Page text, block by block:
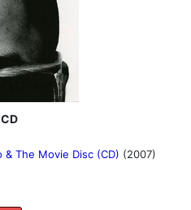
CD
The Movie Disc (CD) (2007)